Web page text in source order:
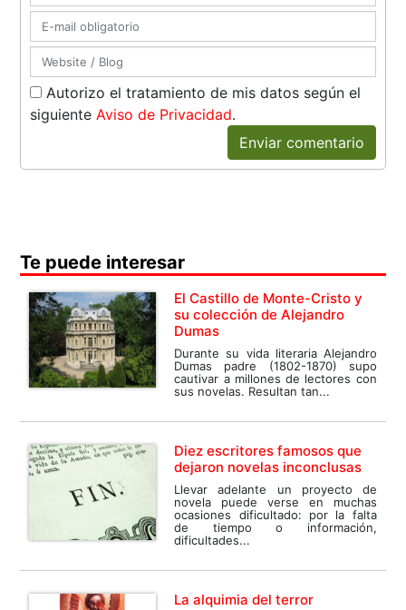
Autorizo el tratamiento de mis datos según el
siguienteAviso de Privacidad.
Enviar comentario
Te puede interesar
El Castillo de Monte-Cristo y
su colección de Alejandro
Dumas
Durante su vida literaria Alejandro
Dumas padre (1802-1870) supo
cautivar a millones de lectores con
sus novelas. Resultan tan...
Diez escritores famosos que
dejaron novelas inconclusas
Llevar adelante un proyecto de
novela puede verse en muchas
ocasiones dificultado: por la falta
de tiempo o información,
dificultades...
La alquimia del terror